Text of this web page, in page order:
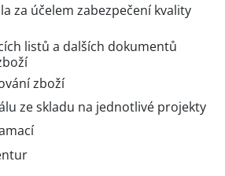
za účelem zabezpečení kvality
listů a dalších dokumentů
zboží
ze skladu na jednotlivé projekty